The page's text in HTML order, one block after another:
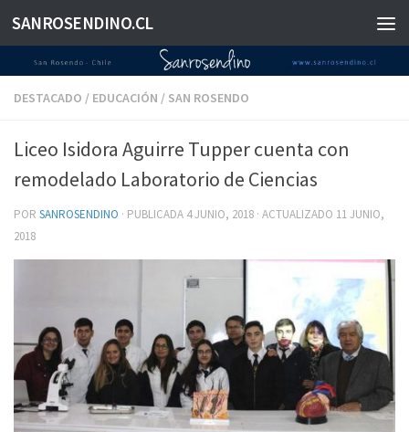
Saltar al contenido
SANROSENDINO.CL
DESTACADO / EDUCACIÓN / SAN ROSENDO
Liceo Isidora Aguirre Tupper cuenta con
remodelado Laboratorio de Ciencias
POR SANROSENDINO · PUBLICADA 4 JUNIO, 2018 · ACTUALIZADO 11 JUNIO,
2018